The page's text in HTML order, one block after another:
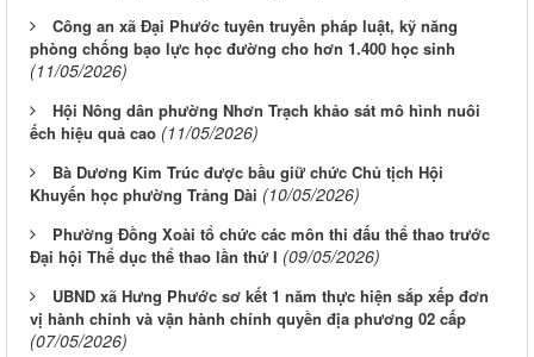
Công an xã Đại Phước tuyên truyền pháp luật, kỹ năng
phòng chống bạo lực học đường cho hơn 1.400 học sinh
(11/05/2026)
Hội Nông dân phường Nhơn Trạch khảo sát mô hình nuôi
ếch hiệu quả cao (11/05/2026)
Bà Dương Kim Trúc được bầu giữ chức Chủ tịch Hội
Khuyến học phường Trảng Dài (10/05/2026)
Phường Đồng Xoài tổ chức các môn thi đấu thể thao trước
Đại hội Thể dục thể thao lần thứ I (09/05/2026)
UBND xã Hưng Phước sơ kết 1 năm thực hiện sắp xếp đơn
vị hành chính và vận hành chính quyền địa phương 02 cấp
(07/05/2026)